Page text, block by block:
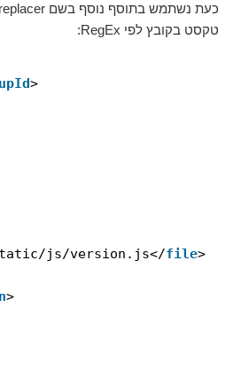
טקסט בקובץ לפי RegEx:
>
js/version.js</file>
>